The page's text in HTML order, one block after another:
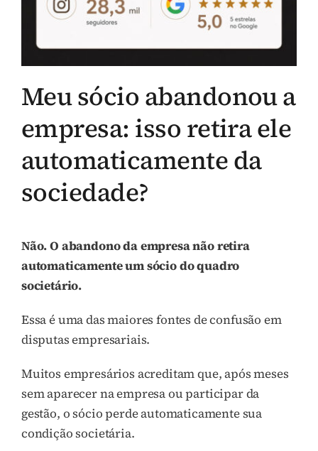
Meu sócio abandonou a
empresa: isso retira ele
automaticamente da
sociedade?
Não. O abandono da empresa não retira
automaticamente um sócio do quadro
societário.
Essa é uma das maiores fontes de confusão em
disputas empresariais.
Muitos empresários acreditam que, após meses
sem aparecer na empresa ou participar da
gestão, o sócio perde automaticamente sua
condição societária.